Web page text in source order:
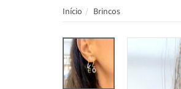
Início Brincos